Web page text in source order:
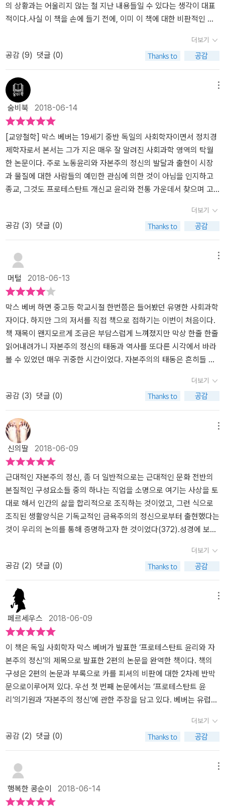
(窮究)하기 위해 책을 읽는다기보다, 세월이 흘러도 변하지 않는 그
표현과 문장 구축의 아름다움에 흠뻑 매혹되기 위한 목적이 더 크다
될 필요가 큼은 물론이거니와, 한국어와 독일어처럼 구조의 큰 차이
를 보이는 언어 사이에 번역의 문제가 얼마나 중요한지는 두말할 나
위가 없습니다. 현대지성의 이 번역본, 특히 박문재 선생님 같은 신학,
인문의 대가가 옮기신 텍스트에 더욱 큰 기대를 갖게 되는 것도 이 때
문입니다. 박문재 선생의 영문 고전 번역도 뛰어나지만, 특히 이분이
젊은 시절 학창기를 보내시기도 한 곳이 독일이기에, 이 독일어로 된
불후의 저작 번역은 특히나 탁월합니다. 많은 분들이 오해하기도 하
는데, 우선 이 책은 집필 당시에도 '프로테스탄트(개신교)를 믿는 사
회, 나라는 잘 살고, 구교도 중심의 공동체는 빈곤에서 벗어날 줄 모른
다.'는 주제를 강조하기 위한 의도가 결코 아니었습니다. 첫째, 그런
믿음은 막스 베버가 활동하기 이백여 년 전에도 이미 널리 퍼지기 시
작했으며, 본디 16세기의 종교개혁 자체가, 성직자라는 특수 계급을
벗어나고 싶어했던 중산 계급, 부르주아지의 몸부림에서 비롯한 겁니
다. 막스 베버는 이로부터 한참 뒤인 19세기 말, 20세기 초에 활동한
인물인데 어떻게 그런 신조(타당하든 아니든 간에)를 처음 창안할 수
가 있었겠습니까? 근대 유럽의 지성 수준은 그렇게 만만하지 않았습
니다. 그보다는, 신교도들이 자립을 외치며 새로운 종교 신조를 빚어
나가던 사조 속에, 역시 새 시대의 기제로 서서히 대두하던 자본주의
윤리(이 개념 자체를 부인하는 이들도 많지만)가 어떤 상관 관계를 맺
어 나갔는지, 그 구체적 과정을 규명하는 게 첫째 목적이었습니다. 오
히려, 책 서두에도 바로 나오듯, 많은 유럽인들이 믿어 오던 대로, 과
연 '구교=빈곤, 신교=풍요'의 등식이 올바른 것인지부터를 그는 검증
하고 있습니다. 또, 스스로가 밝히듯이 '이처럼 널리 퍼져 있고 많은
이들이 옳다고 (자랑스럽게[신교], 혹은 체념하듯[구교]) 믿는 바'라
을 전제하고 있습니다. 오늘날 많은 이들이 '신교는 곧 부의 원동력'이
란 공식을 바로 막스 베버의 이 고전이 처음 도식화하고 증명했다고
여기는 상황을 보면, 그는 지하에서 매우 당황해할 것 같습니다. '이
사람들은 과연 내 책을, 심지어 서문이라도, 읽기나 한 것일까?'이 고
전은 명문장도 명문장이고, 막연한 믿음과 편견의 더미 속에서 진실
로 타당한 명제만을 과학적으로 추출하여 보석 세공하듯이 정립해 나
가는 그 추론 과정도 경이롭기 짝이 없지만, 완독하면서 또다른 충격
을 받기도 합니다. '천재는 언제나, 과학('과학'이라는 단어를 자연과
학에만 한정시키는 끔찍한 백치도 있죠)적 진리를, 이처럼이나 고단
하고 까다로운 절차, 차라리 고행이라 부를 만한 과정을 거쳐서 찾아
내는 것일까?' 박문재 선생 같은 진짜 실력자의 손을 거친 명료한 문
장을 통해서도, 막스 베버가 진리를 세공해 나가는 그 과정은 너무나
데, 만들어내는 사람은 얼마나 더 힘들었을까요? 그러나 천재는 천재
이기에 이런 까다로운 탐험, 프로젝트도 마치 숨쉬듯 자연스럽고 손
쉽게 수행하는 것입니다. 가창의 달인들이 정말 힘 안 들이고 고음을
쭉쭉 뽑아내듯이 말입니다. 우리들 평범한 사람들은 대체 얼마나 노
력을 해야 이런 거인의 발뒤꿈치라도 따라갈 수 있음을 새삼 자각하
고, 좀 겸손해질 필요도 있겠고 말입니다.프로테스탄트의 다양한 종
파, 입장, 계열을 분석하는 작업은 실로 구절양장의 길입니다. 역사학
자들은 중국사의 5호 16국 분석 정리가 그렇게나 힘들다고도 하는데
다분히 엄살이고 과장이며, 각 교단의 입장을 정확히 이해하기도 난
망한 지경이지만 그저 계보만 올바로 파악하기도 너무나 힘듭니다.
막스 베버의 주전공, 관심사가 종교학에만 머문 게 결코 아닌데(그럼
에도 불구하고 이 고전, 명저에 대한 오해 때문에 오히려 그를 종교학
사학에 한 발씩을 걸친 책인데도 말입니다), 책은 본격 종교학자들보
다 더 세밀하고 권위 있게, 네덜란드, 독일, 프랑스, 영국 등지에 널리
분포한 교파들의 구조를 분석합니다. 종교 신조의 탐구가 본연의 목
적이 아닌데도 오히려 이 책을 통해 새로운 눈이 트였다는 종교학자
들의 고백이 잇따랐을 만큼 말입니다. 벤자민 프랭클린의 자서전을
읽어 보면 그가 일개 직공일 시절부터 '새로운 교파 하나를 만들어 보
자'며 동료들과 열심히 토의하는 장면이 나오죠. '원, 입에 풀칠도 못
의 상황과는 어울리지 않는 철 지난 내용들일 수 있다는 생각이 대표
적이다.사실 이 책을 손에 들기 전에, 이미 이 책에 대한 비판적인 관
고 문장들을 읽어나가기 시작했다. 무엇하나 오류가 있으면 단번에
잡아내면서 ‘그럼 그렇지’, ‘역시’ 같은 말을 할 준비를 한 채로. 그런데
저자는 앞서의 내 선입관을 상당부분 흔들어버리면서 자신의 논지를
전개해 나간다.우선 가장 눈에 들어왔던 부분은 쉽게 단정적인 표현
을 사용하지 않는다는 점이었다. 이 부분은 번역의 이슈일 수도 있지
만, 저자는 자신의 의견을 개진하면서 이 주장이 어떤 한계 안에서 주
장되는 것인지, 또 자신의 주장과 상충되는 것 같은 다른 의견들도 충
분히 가능하다는 점을 폭넓게 인정한다. 사실 이렇게 써 내려가는 문
장들을 읽다보면 우선은 공격적인 태도도 좀 누그러질 수밖에 없다.
또, 많은 고전들이 오늘날의 글쓰기 방식과는 좀 달라서 읽어가는 데
어려움을 느끼게 만드는데 반해, 이 책의 경우 (물론 확실히 예스러운
글쓰기 방식이 묻어나오긴 한다) 의외로 핵심 주제를 파악하는데 그
익히 잘 알려져 있다. 저자는 근대 자본주의의 탄생과 발전에 프로테
스탄트의 윤리(노동관)가 큰 영향을 끼쳤다는 내용을 주장한다. 여기
에서 저자는 프로테스탄트가 나오기 이전에도 자본주의가 이미 존재
했다는 점을 부정하지 않는다. 다만 이전의 자본주의와 이후의 자본
주의 사이에는 큰 차이가 있는데, 그 기준은 탐욕의 무제한적인 허용
을 추구하느냐 그렇지 않느냐인 것 같다.무제한적인 탐욕은 분명 자
본주의 발전의 한 동인일 수도 있으나, 필연적으로 전체 시스템에 무
리를 줄 수밖에 없다. 하지만 개신교의 노동관을 구성하는 요소 중 하
나인 ‘금욕주의’는 이런 문제를 제어하는 기능을 했다는 것이다.저자
가 이 책에서 꼽는 개신교 노동 윤리는 주로 칼뱅주의와 그 영향을 짙
게 밭은 청교도 쪽이다. 재미있는 건 이런 윤리는 애초의 칼뱅에게서
는 찾아보기 힘들다는 점이다. 어떤 주장이든 시간이 지나면서 점차
건 칼뱅주의도 마찬가지였다.예컨대 저자가 말하는 개신교 노동윤리
의 핵심 중 하나는 예정론인데, 정작 칼뱅 자신은 이 예정론을 자신의
신학의 말미의 ‘송영’으로 사용하는 감이 있었다. 하지만 이후 칼뱅주
의자들은 이 주장을 핵심의 영역으로 끌고 들어왔고, 이것이 근대 자
본주의를 발전시키는 데 큰 영향을 끼쳤다는 주장이다.예정론은 어떤
사람이 구원을 받을지 그렇지 않을 지가 이미 정해져 있다는 주장이
다. 하지만 각자는 자신이 구원을 받기로 예정되었는지 확신할 수 없
었고, 여기에서 일종의 예정 판별법이 생겼다. 내가 어떤 일을 열심히
했을 때 그것이 성공적인 성과를 거둔다면(즉 많은 돈을 벌게 된다면)
그건 (구원으로) 예정 받았다는 증거가 아니겠느냐고. 사실 칼뱅이 들
었다면 무슨 황당한 소리냐고 반문했을 만한 이야기지만(cf. 60), 아
무튼 그런 식으로 칼뱅의 주장은 사용되었고, 이 또한 근대 자본주의
을 하는데 있어서 과학적인 통계나 분석 작업이 부족했다는 점은 지
적될 수밖에 없다. 책 전체에 걸쳐서 통계 비슷한 내용이 나오는 건 처
음의 몇 개의 장뿐이었고, 그 중 하나는 헝가리의 개신교인과 가톨릭
교인들 사이의 각급 학교 진학률과 관련되어 있는 내용이었는데, 물
론 종교에 따라 어떤 분야에 관심을 더 가지고 있는지를 보여줄 수 있
는 통계이긴 하나, 헝가리는 일반적으로 자본주의 발전에서 그리 중
요한 역할을 한 지역은 아니다.또, 저자 자신도 언급하듯이, 어떤 지역
에서 소수파는 상대적으로 정치보다는 경제 쪽으로 집중하는 경향이
있다는 점(49), 그리고 근대 자본주의가 발달한 지역들은 애초부터
어느 정도의 자본이 축적되어 있는 지역이라 자본주의 발달에 유리한
정황을 가지고 있었고, 그 후에 개신교를 받아들인 것(독일의 경우)라
는 주장(43)도 무엇보다 저자의 주장에 대한 강한 반론의 논리를 제
분은, 어떤 지역이 특정한 종류의 개신교가 지배적인 상황이 되었다
는 것과, 그 지역에 속한 사람들이 그 신앙에 충실한 삶을 살았다는 주
장 사이에는 큰 차이가 있다는 점이다. 에를 들면 영국 국교회인 성공
회가 주류였던 시대 영국의 시민들이 정말로 일상생활에서도 국교회
신앙에 충실하게 살았을까?오히려 남아 있는 여러 자료들에 의하면
당시 시민들의 교회 출석률부터가 매우 낮았고, 너무나 많은 사람들
이 신학적인 내용에 무지하거나, 오히려 교회를 조롱했다고 한다. 이
더보기
공감 (9) 댓글 (0)
숨비북 2018-06-14
[교양철학] 막스 베버는 19세기 중반 독일의 사회학자이면서 정치경
제학자로서 본서는 그가 지은 매우 잘 알려진 사회과학 영역의 탁월
한 논문이다. 주로 노동윤리와 자본주의 정신의 발달과 출현이 시장
과 물질에 대한 사람들의 예민한 관심에 의한 것이 아님을 인지하고
종교, 그것도 프로테스탄트 개신교 윤리와 전통 가운데서 찾으며 고
이루어지며 자급자족 또는 가까운 이웃으로 한정되었던 근대 이전의
사회가 이제 대량생산 대량유통이라는 산업혁명의 눈부신 열매를 눈
앞에서 목도하며 어느새 사회는 얼굴과 얼굴을 맞대고 물품을 교환했
던 때와는 판이하게 다른 새로운 시대로 접어들었으니 그것이 바로
막스 베버가 이야기하는 근대 자본주의 시대이다.​이제 재화의 유통
방법은 생산자와 그것을 요구하는 소비자가 전혀 일면식이 없는 상태
의 비인격적 교류의 방식으로 변화되었고, 대량생산과 대량유통, 대
량소비는 그만한 노동력을 요구하게 되었으며 그에 따라 생산자들이
그러한 많은 노동력을 필요로하게 됨에 따라 자연스럽게 사람들은 일
자리를 찾아 물밀듯이 공장이 들어선 지역으로 몰려들게 된다. 그리
고 그결과로 사람들이 모이는 근대 도시가 발달하게 된다. 이러한 와
중에서 베버는 노동과 자본주의 정신의 발달과 근간을 물흐르듯이 흐
라 종교라는 독특한 영역과 관점에서 찾기 위해 노력했다.​전통적 경
제윤리는 노동을 태초에 인간이 신으로부터 버림받고 받게 된 죄의
댓가로서 수고와 땀을 흘려야지만 그 땅의 소산물을 먹을 수 있게 된
일종의 저주로서 인식하며 가능하면 그 노동에서 벗어날 수 있는 것
이 미덕임을 이야기한다. 그러나 자본주의 정신이 지배하는 곳에서
노동은 항상 신성한 것이었으며 그 노동을 통해 인간은 신을 향한 자
신의 존재와 가치를 올바르게 증명해내고, 그 안에서 참된 평안과 만
족, 안식을 얻을 수 있는 요소였다. 이것이 바로 베버가 찾으려고 했던
자본주의의 가장 중요한 정신적 근간이며 그는 이것을 종교, 특별히
개신교 프로테스탄트 윤리에서 찾으려고 노력한 것이다.​위에서 간략
이 이야기했듯이 본서는 자본주의의 출현과 발달이 종교, 특별히 프
로테스탄트 개신교의 백그라운드에 그 원천이 있음을 이야기한다. 그
금 우리가 말하는 개신교의 실제적인 모습을 완성시킨 실질적인 종교
개혁의 주인공이었던 2세대 종교개혁자 칼뱅, 그리고 감리교, 경건주
의, 재세례파 등에서 나타나는 자본주의 정신을 배태시킨 정신적 근
간을 심도있게 다룬다. 많은 내용이 있지만 가장 핵심적인 주제 가
운데 하나는 자본주의 정신의 출현은 돈을 많이 벌려는 인간적 탐욕
이나 욕심에 기인한 것도 아니고, 카톨릭이나 루터교와 같이 결국에
는 전통적 경제윤리의 한계성을 벗어나지 못한 교파와는 달리 칼뱅을
중심으로 한 16~17세기 청교도 프로테스탄트의 독특한 교리적 특징
가운데서 발현된다는 사실이다. 그 근간에는 '예정론' 이라는 칼뱅주
의의 가장 중요하고도 심오한 교리가 전면에 등장한다. 하나님께서
창세전부터 어떠한 사람들은 영원한 구원에 이르도록 예정하셨고, 어
떠한 사람들은 영벌에 처하도록 미리 예정하셨다는 칼뱅주의 예정론
을 받도록 예정된 사람인지는 어떻게 확증할 수 있는가? 에 관한 근원
적인 고뇌와 질문 앞에 맞닥뜨리게 만들었다.​그러면서 내가 구원을
받고 예정받았다는 사실은 하나님으로부터의 부르심 즉, 소명에 기인
한 것이며 그 소명은 신자 각 사람이 자신의 거룩한 직업 가운데서 하
나님께서 맡겨주신 사명에 따라 직업적 소명과 소임을 다함으로서 증
명되어지고 확증되어진다고 여기게 되는 가운데 청교도 프로테스탄
트 직업윤리가 탄생하게 된다. 각자의 직업은 하나님 앞에서 고결하
더보기
공감 (3) 댓글 (0)
머털 2018-06-13
막스 베버 하면 중고등 학교시절 한번쯤은 들어봤던 유명한 사회과학
자이다. 하지만 그의 저서를 직접 책으로 접하기는 이번이 처음이다.
책 재목이 왠지모르게 조금은 부담스럽게 느껴졌지만 막상 한줄 한줄
읽어내려가니 자본주의 정신의 태동과 역사를 또다른 시각에서 바라
볼 수 있었던 매우 귀중한 시간이었다. 자본주의의 태동은 흔히들 영
독자라면 꼭 그것이 정답은 아닐 수 도있다는 생각을 하게 될 것이
다. 저자는 근대와 현대의 자본주의 정신적 모체는 청교도에서 그 기
원을 찾고있다.청교교들의 기독고 세계관은 중세 카톨릭의 세계관과
는 많은 차이점을 보이고있다. 카톨록과 개신교(청도교)들의 주된 차
이점은 구원의 방법론에서 큰 차이점 있고 이것은 구교와 신교를 구
분하는 가장큰 차이점 이기도 하다. 카톨릭은 형이상학 적이고 내세
적이며 인간의 물질적인 추구를 죄악시 했던반면 청교도들의 구원에
대한 관념은 이와는 정 반대 되는 것이다. 신도들의 일상 생활 그리고
삶의 영역에서 특히 자신의 일터에서 최선을 다해서 노동을 함으로서
정당한 부를 축적하고 노동을 통해서 얻은 물질적 부를 하느님을 위
해서 쓰는것이야 말로 진정한 신앙인의 길이고 구원받는 길이라고 분
석하였다. 오늘날 미국의 선조들이 청교도들이다. 이러한 경제관념과
열심히 노동하는 사회 그래서 각자 개개인의 성실하게 그리고 성공적
인 생활을 하는것이야 말로 진정 구원에 이르는 길이라는 것이다. 가
만히 보니 우리나라 교회에서 주장하는 모습과 맥이 닿아있는듯 하
다. 하기야 한국의 기독교는 미국에서 들어왔기때문에 그러한 사상의
영향을 받지 않을 수야 없을 듯 하다. 요컨데, 이책을 읽음으로 해서
자본주의의 역사를 다시한번 알게되었다. 앞으로도 사회과학 서적을
자주 접해봐야 겠다는 생각이다.
더보기
공감 (3) 댓글 (0)
신의딸 2018-06-09
근대적인 자본주의 정신, 좀 더 일반적으로는 근대적인 문화 전반의
본질적인 구성요소들 중의 하나는 직업을 소명으로 여기는 사상을 토
대로 해서 인간의 삶을 합리적으로 조직하는 것이었고, 그런 식으로
조직된 생활양식은 기독교적인 금욕주의의 정신으로부터 출현했다는
것이 우리의 논의를 통해 증명하고자 한 것이었다(372).성경에 보면
고 재산과 물건을 팔아서 모든 사람에게 필요한 만큼 나누어주었다고
기록되어 있습니다. 그런 점에서 보면, 가난하게 사셨으며 가난한 자
들과 함께했던 예수 운동은 기본적으로 자기 이윤추구를 목적으로 하
는 자본주의보다 사유재산제도를 부정하고 공유재산제도를 실현하여
빈부의 차를 없애려는 공산주의와 더 닮았다는 생각을 많이 해왔습니
다. 그런데 어느 날, 근대 자본주의의 정신이 프로테스탄트의 윤리와
맞닿아 있다는 이야기를 들었습니다. 프로테스탄트의 직업 소명 의식
이 근대 자본주의의 발전을 가져왔다는 주장이었습니다. 또한 자본주
의의 최대 단점으로 꼽히는 것이 부자는 더 부자로 만들고, 가난한 사
람들은 더 가난하게 만든다는 것인데, 마태복음 13장 12절 말씀이 바
로 이 원리를 말씀하고 있다는 주장도 보았습니다. (무릇 있는 자는
받아 넉넉하게 되되 없는 자는 그 있는 것도 빼앗기리라, 마태복음 13
었는데, 이러한 주장을 최초로 펼쳤던 막스 베버의 책 <프로테스탄트
윤리와 자본주의 정신>을 드디어, 그것도 '완역판'으로 읽어볼 기회가
생겼습니다. <프로테스탄트 윤리와 자본주의 정신>은 종교사회학적
측면에서 부지런히 직업 노동을 수행하며, 하나님의 뜻을 따라 하나
님께 영광을 돌리려는 목적으로 부를 추구하는 것은 죄가 아니라, 오
히려 성도로서 마땅히 행할 바라는 프로테스탄트 윤리가 근대 자본주
의를 이끄는 정신이었다는 논증을 담고 있습니다. 사실 돈 버는 것 자
더보기
공감 (2) 댓글 (0)
페르세우스 2018-06-09
이 책은 독일 사회학자 막스 베버가 발표한 ‘프로테스탄트 윤리와 자
본주의 정신’의 제목으로 발표한 2편의 논문을 완역한 책이다. 책의
구성은 2편의 논문과 부록으로 카를 피셔의 비판에 대한 2차례 반박
문으로이루어져 있다. 우선 첫 번째 논문에서는 ‘프로테스탄트 윤
리’의기원과 ‘자본주의 정신’에 관한 주장을 담고 있다. 베버는 유럽과
20세기 초반의 사회적 현상에 대해 기존의 사회학적인 이론들의 무
용함을 지적하며 문제제기를 하는 것으로 시작한다. 베르너 좀바르트
가 발표한 [개신교의 윤리가 근대 자본주의적 사고에의해 야기된 결
과]라는 주장에 대한 반박으로 베버는 정반대의 주장을 내세웠다: 근
대 자본주의 기업가의 행동과 윤리는 개신교의 특히 청교도의 행동
윤리와 유사하며, 종교적인 지향 대신에 공리적인 목표로 전환되었다
는 것이다. 대표적인사례로 사업가로서 18세기 활동했던 미국의 철
더보기
공감 (2) 댓글 (0)
행복한 콩순이 2018-06-14